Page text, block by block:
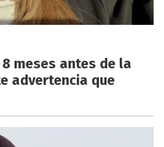
meses antes de la
advertencia que